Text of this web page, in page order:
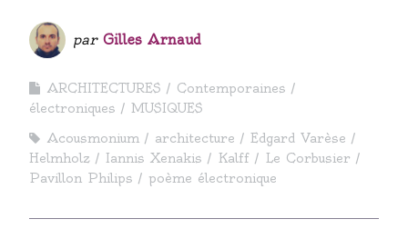
par Gilles Arnaud
ARCHITECTURES
Contemporaines
électroniques
MUSIQUES
Acousmonium
architecture
Edgard Varèse
Helmholz
Iannis Xenakis Kalff
Le Corbusier
Pavillon Philips
poème électronique